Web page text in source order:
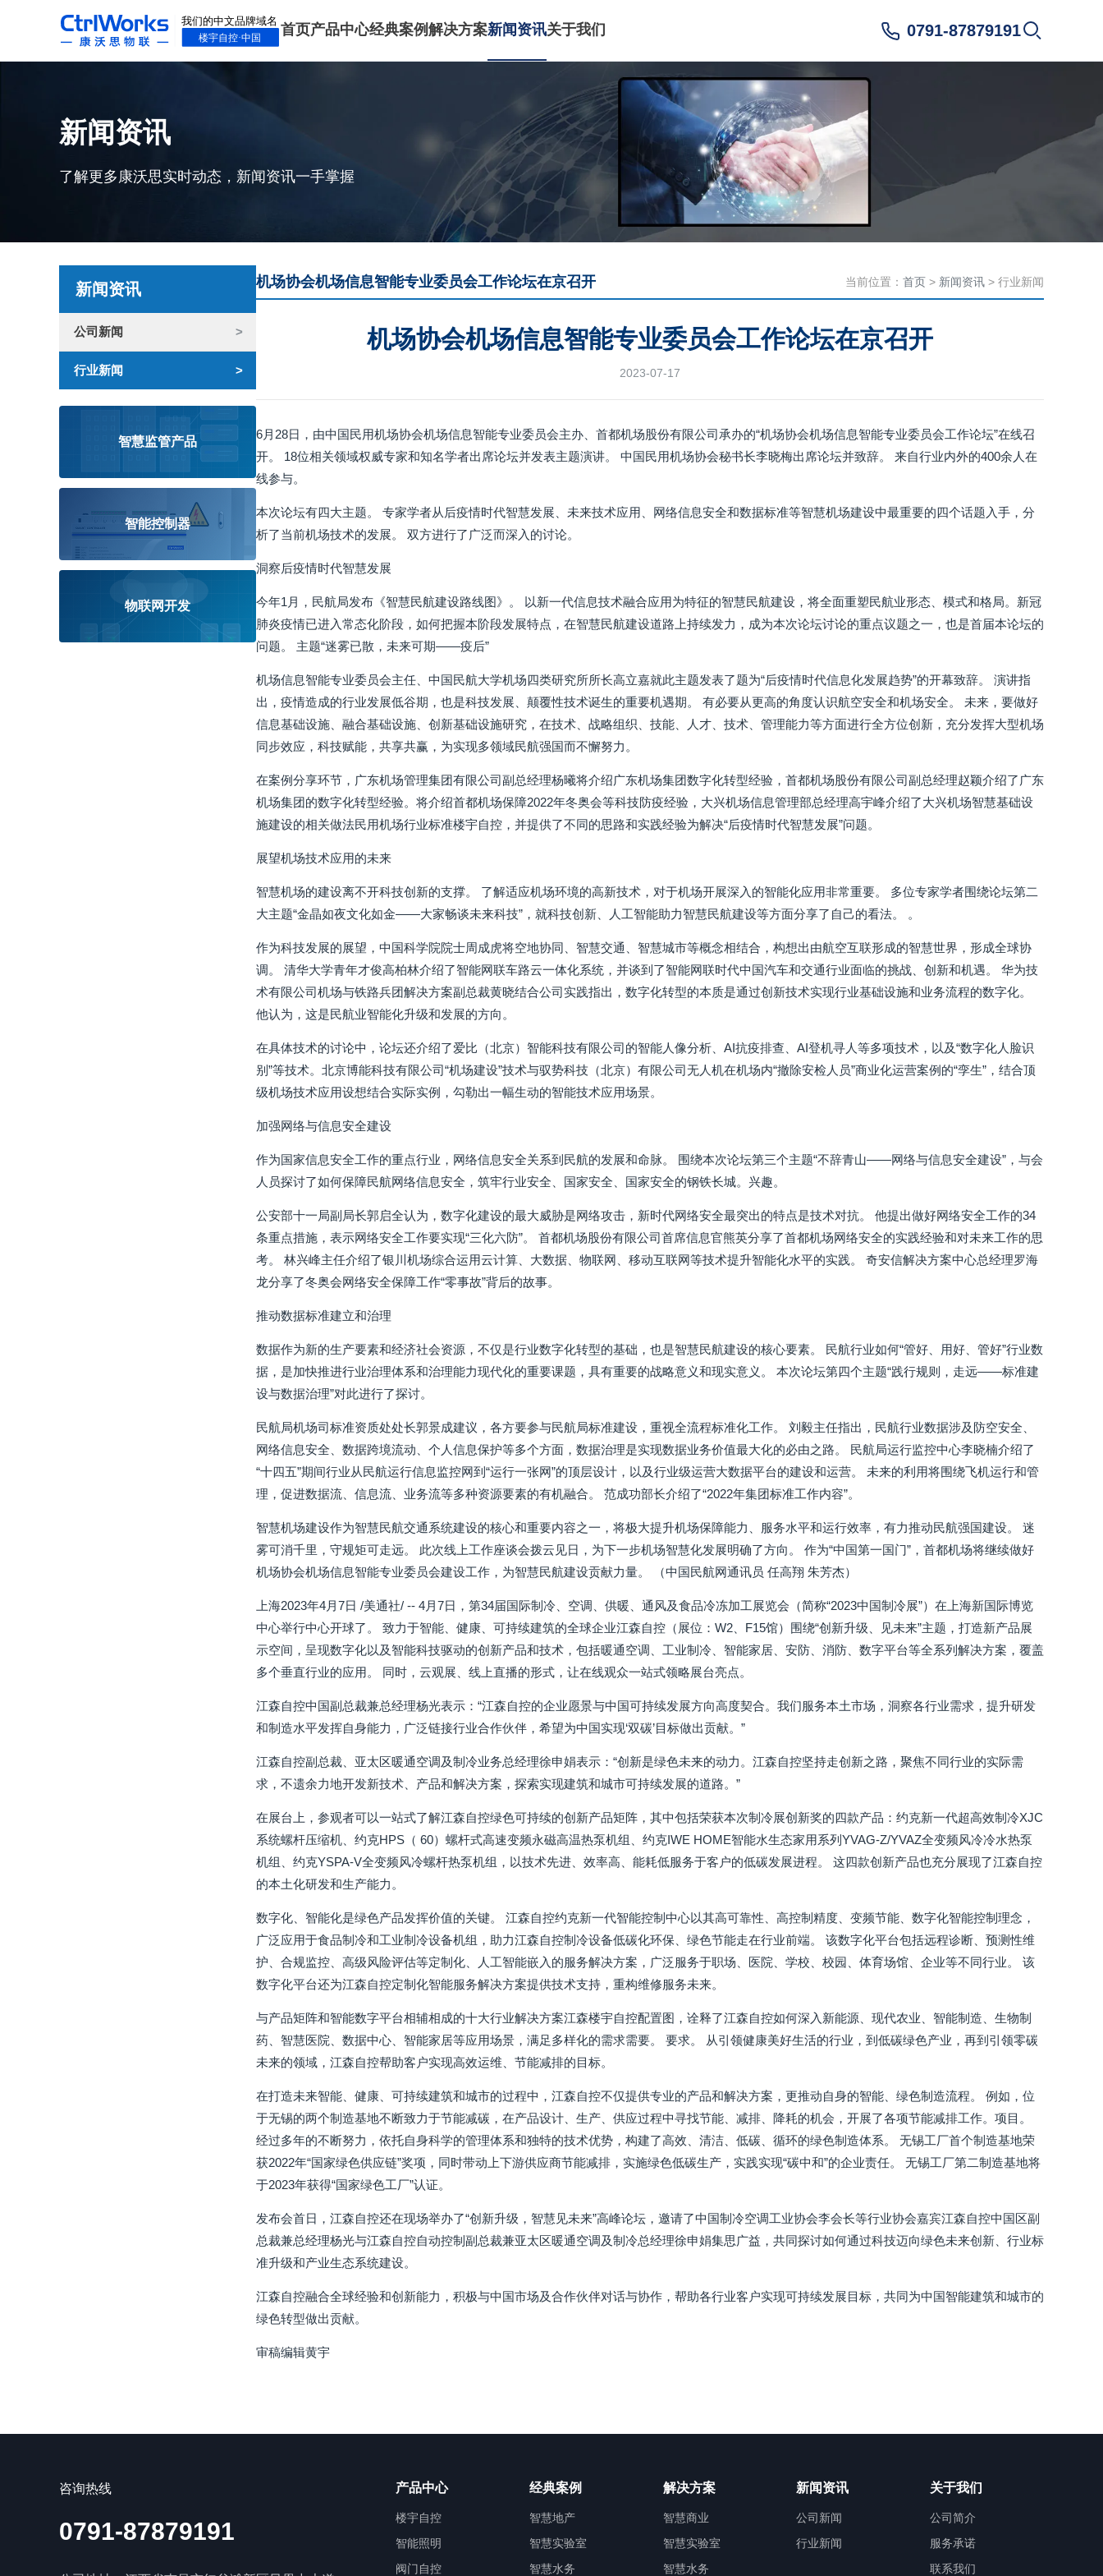
首页产品中心经典案例解决方案新闻资讯关于我们 0791-87879191
新闻资讯
了解更多康沃思实时动态，新闻资讯一手掌握
新闻资讯
公司新闻
行业新闻
智慧监管产品
智能控制器
物联网开发
机场协会机场信息智能专业委员会工作论坛在京召开 当前位置： 首页 > 新闻资讯 > 行业新闻
机场协会机场信息智能专业委员会工作论坛在京召开
2023-07-17
6月28日，由中国民用机场协会机场信息智能专业委员会主办、首都机场股份有限公司承办的“机场协会机场信息智能专业委员会工作论坛”在线召
开。 18位相关领域权威专家和知名学者出席论坛并发表主题演讲。 中国民用机场协会秘书长李晓梅出席论坛并致辞。 来自行业内外的400余人在
线参与。
本次论坛有四大主题。 专家学者从后疫情时代智慧发展、未来技术应用、网络信息安全和数据标准等智慧机场建设中最重要的四个话题入手，分
析了当前机场技术的发展。 双方进行了广泛而深入的讨论。
洞察后疫情时代智慧发展
今年1月，民航局发布《智慧民航建设路线图》。 以新一代信息技术融合应用为特征的智慧民航建设，将全面重塑民航业形态、模式和格局。新冠
肺炎疫情已进入常态化阶段，如何把握本阶段发展特点，在智慧民航建设道路上持续发力，成为本次论坛讨论的重点议题之一，也是首届本论坛的
问题。 主题“迷雾已散，未来可期——疫后”
机场信息智能专业委员会主任、中国民航大学机场四类研究所所长高立嘉就此主题发表了题为“后疫情时代信息化发展趋势”的开幕致辞。 演讲指
出，疫情造成的行业发展低谷期，也是科技发展、颠覆性技术诞生的重要机遇期。 有必要从更高的角度认识航空安全和机场安全。 未来，要做好
信息基础设施、融合基础设施、创新基础设施研究，在技术、战略组织、技能、人才、技术、管理能力等方面进行全方位创新，充分发挥大型机场
同步效应，科技赋能，共享共赢，为实现多领域民航强国而不懈努力。
在案例分享环节，广东机场管理集团有限公司副总经理杨曦将介绍广东机场集团数字化转型经验，首都机场股份有限公司副总经理赵颖介绍了广东
机场集团的数字化转型经验。将介绍首都机场保障2022年冬奥会等科技防疫经验，大兴机场信息管理部总经理高宇峰介绍了大兴机场智慧基础设
施建设的相关做法民用机场行业标准楼宇自控，并提供了不同的思路和实践经验为解决“后疫情时代智慧发展”问题。
展望机场技术应用的未来
智慧机场的建设离不开科技创新的支撑。 了解适应机场环境的高新技术，对于机场开展深入的智能化应用非常重要。 多位专家学者围绕论坛第二
大主题“金晶如夜文化如金——大家畅谈未来科技”，就科技创新、人工智能助力智慧民航建设等方面分享了自己的看法。 。
作为科技发展的展望，中国科学院院士周成虎将空地协同、智慧交通、智慧城市等概念相结合，构想出由航空互联形成的智慧世界，形成全球协
调。 清华大学青年才俊高柏林介绍了智能网联车路云一体化系统，并谈到了智能网联时代中国汽车和交通行业面临的挑战、创新和机遇。 华为技
术有限公司机场与铁路兵团解决方案副总裁黄晓结合公司实践指出，数字化转型的本质是通过创新技术实现行业基础设施和业务流程的数字化。
他认为，这是民航业智能化升级和发展的方向。
在具体技术的讨论中，论坛还介绍了爱比（北京）智能科技有限公司的智能人像分析、AI抗疫排查、AI登机寻人等多项技术，以及“数字化人脸识
别”等技术。北京博能科技有限公司“机场建设”技术与驭势科技（北京）有限公司无人机在机场内“撤除安检人员”商业化运营案例的“孪生”，结合顶
级机场技术应用设想结合实际实例，勾勒出一幅生动的智能技术应用场景。
加强网络与信息安全建设
作为国家信息安全工作的重点行业，网络信息安全关系到民航的发展和命脉。 围绕本次论坛第三个主题“不辞青山——网络与信息安全建设”，与会
人员探讨了如何保障民航网络信息安全，筑牢行业安全、国家安全、国家安全的钢铁长城。兴趣。
公安部十一局副局长郭启全认为，数字化建设的最大威胁是网络攻击，新时代网络安全最突出的特点是技术对抗。 他提出做好网络安全工作的34
条重点措施，表示网络安全工作要实现“三化六防”。 首都机场股份有限公司首席信息官熊英分享了首都机场网络安全的实践经验和对未来工作的思
考。 林兴峰主任介绍了银川机场综合运用云计算、大数据、物联网、移动互联网等技术提升智能化水平的实践。 奇安信解决方案中心总经理罗海
龙分享了冬奥会网络安全保障工作“零事故”背后的故事。
推动数据标准建立和治理
数据作为新的生产要素和经济社会资源，不仅是行业数字化转型的基础，也是智慧民航建设的核心要素。 民航行业如何“管好、用好、管好”行业数
据，是加快推进行业治理体系和治理能力现代化的重要课题，具有重要的战略意义和现实意义。 本次论坛第四个主题“践行规则，走远——标准建
设与数据治理”对此进行了探讨。
民航局机场司标准资质处处长郭景成建议，各方要参与民航局标准建设，重视全流程标准化工作。 刘毅主任指出，民航行业数据涉及防空安全、
网络信息安全、数据跨境流动、个人信息保护等多个方面，数据治理是实现数据业务价值最大化的必由之路。 民航局运行监控中心李晓楠介绍了
“十四五”期间行业从民航运行信息监控网到“运行一张网”的顶层设计，以及行业级运营大数据平台的建设和运营。 未来的利用将围绕飞机运行和管
理，促进数据流、信息流、业务流等多种资源要素的有机融合。 范成功部长介绍了“2022年集团标准工作内容”。
智慧机场建设作为智慧民航交通系统建设的核心和重要内容之一，将极大提升机场保障能力、服务水平和运行效率，有力推动民航强国建设。 迷
雾可消千里，守规矩可走远。 此次线上工作座谈会拨云见日，为下一步机场智慧化发展明确了方向。 作为“中国第一国门”，首都机场将继续做好
机场协会机场信息智能专业委员会建设工作，为智慧民航建设贡献力量。 （中国民航网通讯员 任高翔 朱芳杰）
上海2023年4月7日 /美通社/ -- 4月7日，第34届国际制冷、空调、供暖、通风及食品冷冻加工展览会（简称“2023中国制冷展”）在上海新国际博览
中心举行中心开球了。 致力于智能、健康、可持续建筑的全球企业江森自控（展位：W2、F15馆）围绕“创新升级、见未来”主题，打造新产品展
示空间，呈现数字化以及智能科技驱动的创新产品和技术，包括暖通空调、工业制冷、智能家居、安防、消防、数字平台等全系列解决方案，覆盖
多个垂直行业的应用。 同时，云观展、线上直播的形式，让在线观众一站式领略展台亮点。
江森自控中国副总裁兼总经理杨光表示：“江森自控的企业愿景与中国可持续发展方向高度契合。我们服务本土市场，洞察各行业需求，提升研发
和制造水平发挥自身能力，广泛链接行业合作伙伴，希望为中国实现‘双碳’目标做出贡献。”
江森自控副总裁、亚太区暖通空调及制冷业务总经理徐申娟表示：“创新是绿色未来的动力。江森自控坚持走创新之路，聚焦不同行业的实际需
求，不遗余力地开发新技术、产品和解决方案，探索实现建筑和城市可持续发展的道路。”
在展台上，参观者可以一站式了解江森自控绿色可持续的创新产品矩阵，其中包括荣获本次制冷展创新奖的四款产品：约克新一代超高效制冷XJC
系统螺杆压缩机、约克HPS（ 60）螺杆式高速变频永磁高温热泵机组、约克IWE HOME智能水生态家用系列YVAG-Z/YVAZ全变频风冷冷水热泵
机组、约克YSPA-V全变频风冷螺杆热泵机组，以技术先进、效率高、能耗低服务于客户的低碳发展进程。 这四款创新产品也充分展现了江森自控
的本土化研发和生产能力。
数字化、智能化是绿色产品发挥价值的关键。 江森自控约克新一代智能控制中心以其高可靠性、高控制精度、变频节能、数字化智能控制理念，
广泛应用于食品制冷和工业制冷设备机组，助力江森自控制冷设备低碳化环保、绿色节能走在行业前端。 该数字化平台包括远程诊断、预测性维
护、合规监控、高级风险评估等定制化、人工智能嵌入的服务解决方案，广泛服务于职场、医院、学校、校园、体育场馆、企业等不同行业。 该
数字化平台还为江森自控定制化智能服务解决方案提供技术支持，重构维修服务未来。
与产品矩阵和智能数字平台相辅相成的十大行业解决方案江森楼宇自控配置图，诠释了江森自控如何深入新能源、现代农业、智能制造、生物制
药、智慧医院、数据中心、智能家居等应用场景，满足多样化的需求需要。 要求。 从引领健康美好生活的行业，到低碳绿色产业，再到引领零碳
未来的领域，江森自控帮助客户实现高效运维、节能减排的目标。
在打造未来智能、健康、可持续建筑和城市的过程中，江森自控不仅提供专业的产品和解决方案，更推动自身的智能、绿色制造流程。 例如，位
于无锡的两个制造基地不断致力于节能减碳，在产品设计、生产、供应过程中寻找节能、减排、降耗的机会，开展了各项节能减排工作。项目。
经过多年的不断努力，依托自身科学的管理体系和独特的技术优势，构建了高效、清洁、低碳、循环的绿色制造体系。 无锡工厂首个制造基地荣
获2022年“国家绿色供应链”奖项，同时带动上下游供应商节能减排，实施绿色低碳生产，实践实现“碳中和”的企业责任。 无锡工厂第二制造基地将
于2023年获得“国家绿色工厂”认证。
发布会首日，江森自控还在现场举办了“创新升级，智慧见未来”高峰论坛，邀请了中国制冷空调工业协会李会长等行业协会嘉宾江森自控中国区副
总裁兼总经理杨光与江森自控自动控制副总裁兼亚太区暖通空调及制冷总经理徐申娟集思广益，共同探讨如何通过科技迈向绿色未来创新、行业标
准升级和产业生态系统建设。
江森自控融合全球经验和创新能力，积极与中国市场及合作伙伴对话与协作，帮助各行业客户实现可持续发展目标，共同为中国智能建筑和城市的
绿色转型做出贡献。
审稿编辑黄宇
咨询热线
0791-87879191
产品中心
楼宇自控
智能照明
阀门自控
经典案例
智慧地产
智慧实验室
智慧水务
解决方案
智慧商业
智慧实验室
智慧水务
新闻资讯
公司新闻
行业新闻
关于我们
公司简介
服务承诺
联系我们